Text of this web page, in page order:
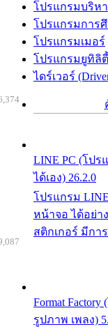
โปรแกรมบริห
โปรแกรมการ
โปรแกรมเมอร์
โปรแกรมยูทิลิตี้
ไดร์เวอร์
LINE PC (โป
ได้เอง) 26.2.0
โปรแกรม
หน้าจอ ได้อย่า
สติกเกอร์ มีกา
Format
รูปภาพ เพลง)